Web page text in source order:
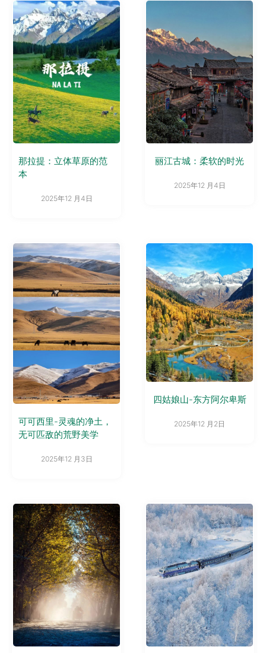
那拉提：立体草原的范
本
2025年12 月4日
丽江古城：柔软的时光
2025年12 月4日
可可西里-灵魂的净土，
无可匹敌的荒野美学
2025年12 月3日
四姑娘山-东方阿尔卑斯
2025年12 月2日